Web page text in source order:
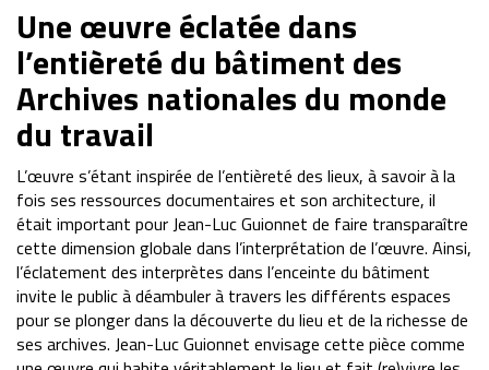
Une œuvre éclatée dans
l’entièreté du bâtiment des
Archives nationales du monde
du travail
L’œuvre s’étant inspirée de l’entièreté des lieux, à savoir à la
fois ses ressources documentaires et son architecture, il
était important pour Jean-Luc Guionnet de faire transparaître
cette dimension globale dans l’interprétation de l’œuvre. Ainsi,
l’éclatement des interprètes dans l’enceinte du bâtiment
invite le public à déambuler à travers les différents espaces
pour se plonger dans la découverte du lieu et de la richesse de
ses archives. Jean-Luc Guionnet envisage cette pièce comme